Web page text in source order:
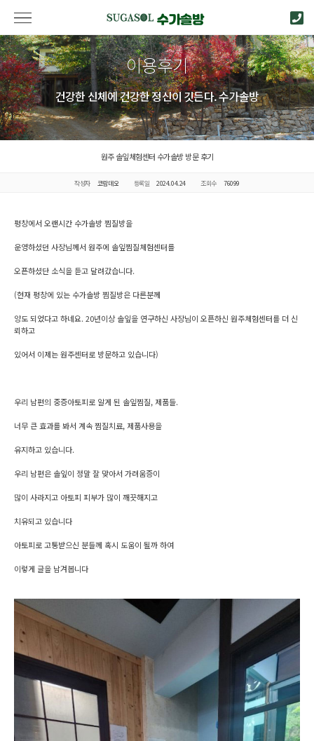
이용후기
건강한 신체에 건강한 정신이 깃든다. 수가솔방
원주 솔잎체험센터 수가솔방 방문 후기
작성자 코람데오 등록일 2024.04.24 조회수 76099
평창에서 오랜시간 수가솔방 찜질방을
운영하셨던 사장님께서 원주에 솔잎찜질체험센터를
오픈하셨단 소식을 듣고 달려갔습니다.
(현재 평창에 있는 수가솔방 찜질방은 다른분께
양도 되었다고 하네요. 20년이상 솔잎을 연구하신 사장님이 오픈하신 원주체험센터를 더 신
뢰하고
있어서 이제는 원주센터로 방문하고 있습니다)
우리 남편의 중증아토피로 알게 된 솔잎찜질, 제품들.
너무 큰 효과를 봐서 계속 찜질치료, 제품사용을
유지하고 있습니다.
우리 남편은 솔잎이 정말 잘 맞아서 가려움증이
많이 사라지고 아토피 피부가 많이 깨끗해지고
치유되고 있습니다​
아토피로 고통받으신 분들께 혹시 도움이 될까 하여
이렇게 글을 남겨봅니다